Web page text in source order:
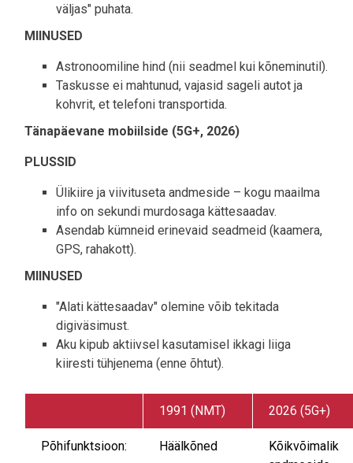
väljas" puhata.
MIINUSED
Astronoomiline hind (nii seadmel kui kõneminutil).
Taskusse ei mahtunud, vajasid sageli autot ja
kohvrit, et telefoni transportida.
Tänapäevane mobiilside (5G+, 2026)
PLUSSID
Ülikiire ja viivituseta andmeside – kogu maailma
info on sekundi murdosaga kättesaadav.
Asendab kümneid erinevaid seadmeid (kaamera,
GPS, rahakott).
MIINUSED
"Alati kättesaadav" olemine võib tekitada
digiväsimust.
Aku kipub aktiivsel kasutamisel ikkagi liiga
kiiresti tühjenema (enne õhtut).
1991 (NMT) 2026 (5G+)
Põhifunktsioon: Häälkõned
Kõikvõimalik